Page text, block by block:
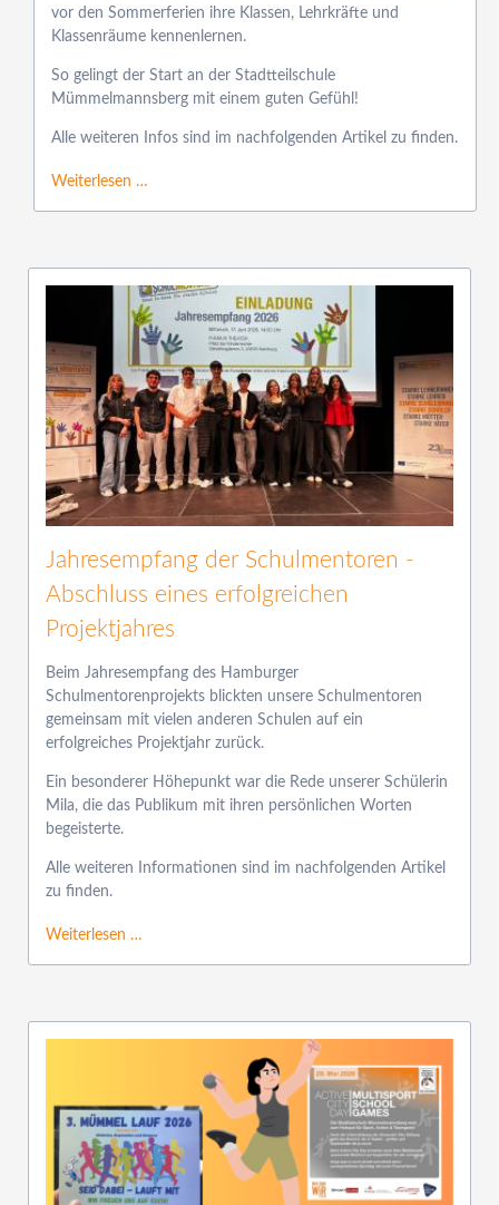
vor den Sommerferien ihre Klassen, Lehrkräfte und
Klassenräume kennenlernen.
So gelingt der Start an der Stadtteilschule
Mümmelmannsberg mit einem guten Gefühl!
Alle weiteren Infos sind im nachfolgenden Artikel zu finden.
Weiterlesen …
Jahresempfang der Schulmentoren -
Abschluss eines erfolgreichen
Projektjahres
Beim Jahresempfang des Hamburger
Schulmentorenprojekts blickten unsere Schulmentoren
gemeinsam mit vielen anderen Schulen auf ein
erfolgreiches Projektjahr zurück.
Ein besonderer Höhepunkt war die Rede unserer Schülerin
Mila, die das Publikum mit ihren persönlichen Worten
begeisterte.
Alle weiteren Informationen sind im nachfolgenden Artikel
zu finden.
Weiterlesen …